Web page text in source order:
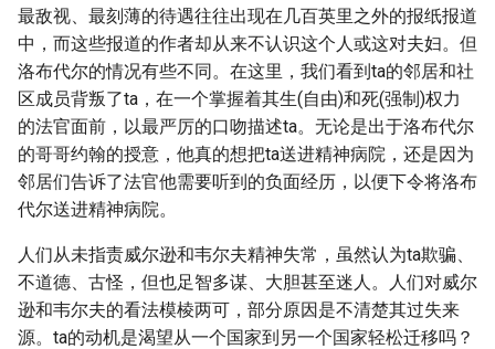
最敌视、最刻薄的待遇往往出现在几百英里之外的报纸报道
中，而这些报道的作者却从来不认识这个人或这对夫妇。但
洛布代尔的情况有些不同。在这里，我们看到ta的邻居和社
区成员背叛了ta，在一个掌握着其生(自由)和死(强制)权力
的法官面前，以最严厉的口吻描述ta。无论是出于洛布代尔
的哥哥约翰的授意，他真的想把ta送进精神病院，还是因为
邻居们告诉了法官他需要听到的负面经历，以便下令将洛布
代尔送进精神病院。
人们从未指责威尔逊和韦尔夫精神失常，虽然认为ta欺骗、
不道德、古怪，但也足智多谋、大胆甚至迷人。人们对威尔
逊和韦尔夫的看法模棱两可，部分原因是不清楚其过失来
源。ta的动机是渴望从一个国家到另一个国家轻松迁移吗？